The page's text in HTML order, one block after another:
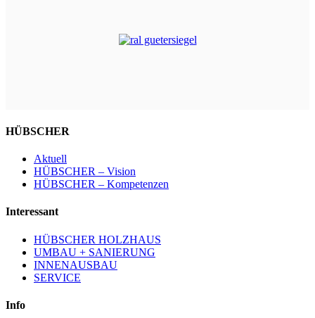
HÜBSCHER
Aktuell
HÜBSCHER – Vision
HÜBSCHER – Kompetenzen
Interessant
HÜBSCHER HOLZHAUS
UMBAU + SANIERUNG
INNENAUSBAU
SERVICE
Info